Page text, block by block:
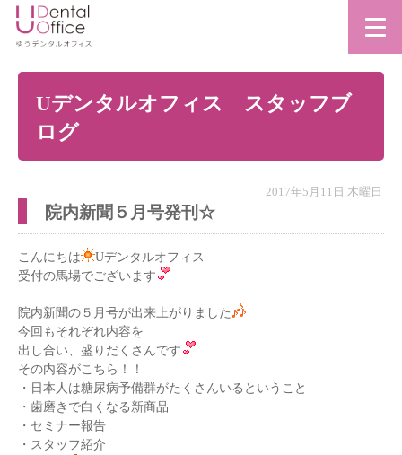
Uデンタルオフィス スタッフブ
ログ
2017年5月11日 木曜日
院内新聞５月号発刊☆
こんにちは
Uデンタルオフィス
受付の馬場でございます
院内新聞の５月号が出来上がりました
今回もそれぞれ内容を
出し合い、盛りだくさんです
その内容がこちら！！
・日本人は糖尿病予備群がたくさんいるということ
・歯磨きで白くなる新商品
・セミナー報告
・スタッフ紹介